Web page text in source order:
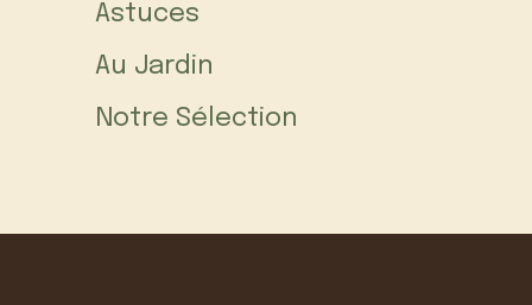
Astuces
Au Jardin
Notre Sélection